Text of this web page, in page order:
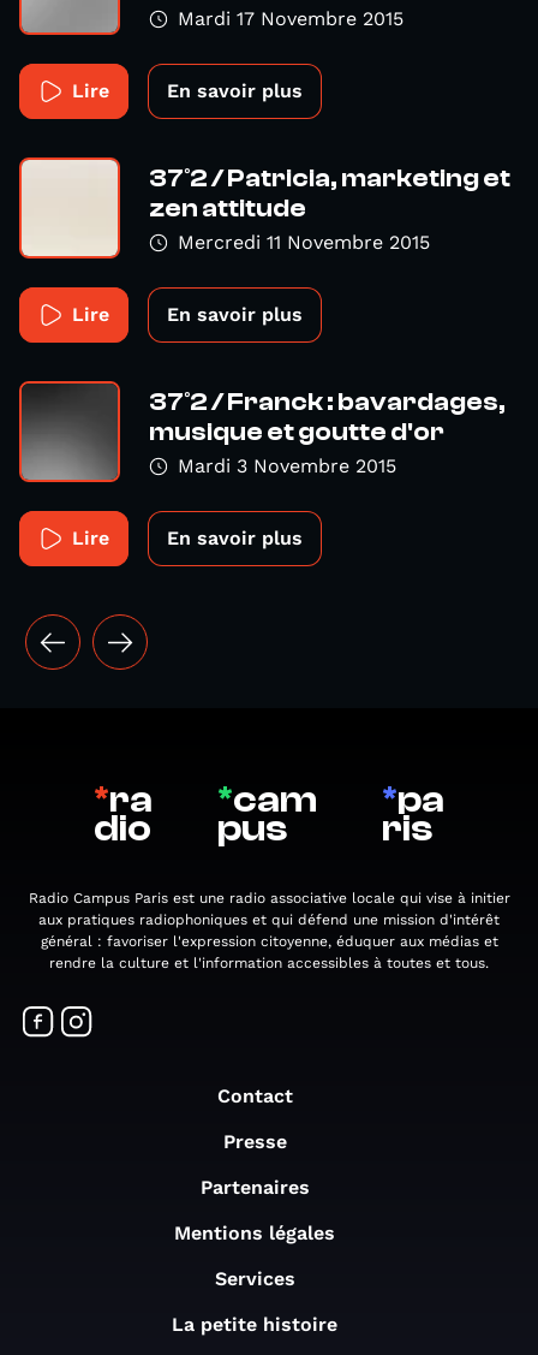
Mardi 17 Novembre 2015
Lire En savoir plus
37°2 / Patricia, marketing et
zen attitude
Mercredi 11 Novembre 2015
Lire En savoir plus
37°2 / Franck : bavardages,
musique et goutte d'or
Mardi 3 Novembre 2015
Lire En savoir plus
*ra
dio
*cam
pus
*pa
ris
Radio Campus Paris est une radio associative locale qui vise à initier
aux pratiques radiophoniques et qui défend une mission d'intérêt
général : favoriser l'expression citoyenne, éduquer aux médias et
rendre la culture et l'information accessibles à toutes et tous.
Contact
Presse
Partenaires
Mentions légales
Services
La petite histoire